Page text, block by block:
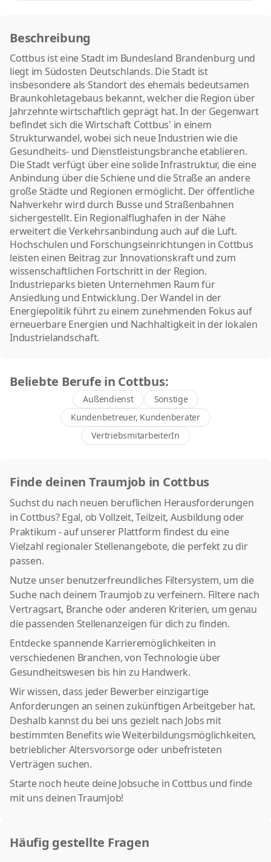
Beschreibung
Cottbus ist eine Stadt im Bundesland Brandenburg und
liegt im Südosten Deutschlands. Die Stadt ist
insbesondere als Standort des ehemals bedeutsamen
Braunkohletagebaus bekannt, welcher die Region über
Jahrzehnte wirtschaftlich geprägt hat. In der Gegenwart
befindet sich die Wirtschaft Cottbus' in einem
Strukturwandel, wobei sich neue Industrien wie die
Gesundheits- und Dienstleistungsbranche etablieren.
Die Stadt verfügt über eine solide Infrastruktur, die eine
Anbindung über die Schiene und die Straße an andere
große Städte und Regionen ermöglicht. Der öffentliche
Nahverkehr wird durch Busse und Straßenbahnen
sichergestellt. Ein Regionalflughafen in der Nähe
erweitert die Verkehrsanbindung auch auf die Luft.
Hochschulen und Forschungseinrichtungen in Cottbus
leisten einen Beitrag zur Innovationskraft und zum
wissenschaftlichen Fortschritt in der Region.
Industrieparks bieten Unternehmen Raum für
Ansiedlung und Entwicklung. Der Wandel in der
Energiepolitik führt zu einem zunehmenden Fokus auf
erneuerbare Energien und Nachhaltigkeit in der lokalen
Industrielandschaft.
Beliebte Berufe in Cottbus:
Außendienst
Sonstige
Kundenbetreuer, Kundenberater
VertriebsmitarbeiterIn
Finde deinen Traumjob in Cottbus
Suchst du nach neuen beruflichen Herausforderungen
in Cottbus? Egal, ob Vollzeit, Teilzeit, Ausbildung oder
Praktikum - auf unserer Plattform findest du eine
Vielzahl regionaler Stellenangebote, die perfekt zu dir
passen.
Nutze unser benutzerfreundliches Filtersystem, um die
Suche nach deinem Traumjob zu verfeinern. Filtere nach
Vertragsart, Branche oder anderen Kriterien, um genau
die passenden Stellenanzeigen für dich zu finden.
Entdecke spannende Karrieremöglichkeiten in
verschiedenen Branchen, von Technologie über
Gesundheitswesen bis hin zu Handwerk.
Wir wissen, dass jeder Bewerber einzigartige
Anforderungen an seinen zukünftigen Arbeitgeber hat.
Deshalb kannst du bei uns gezielt nach Jobs mit
bestimmten Benefits wie Weiterbildungsmöglichkeiten,
betrieblicher Altersvorsorge oder unbefristeten
Verträgen suchen.
Starte noch heute deine Jobsuche in Cottbus und finde
mit uns deinen Traumjob!
Häufig gestellte Fragen